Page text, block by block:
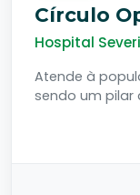
Círculo
Hospital
Atende à
sendo um pilar